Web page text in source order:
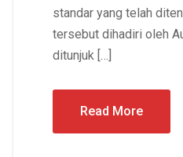
standar yang telah
tersebut dihadiri oleh
ditunjuk […]
Read More